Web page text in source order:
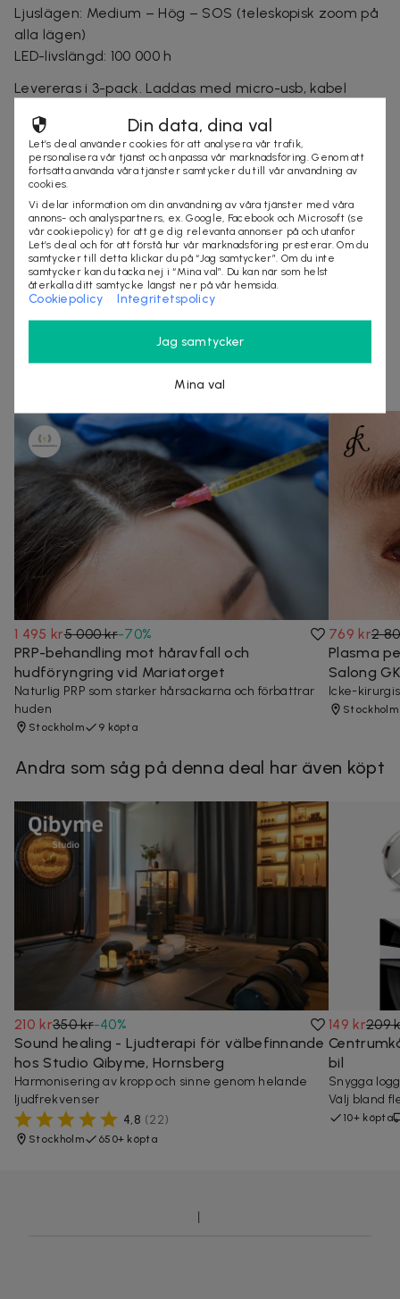
Ljuslägen: Medium – Hög – SOS (teleskopisk zoom på
alla lägen)
LED-livslängd: 100 000 h
Levereras i 3-pack. Laddas med micro-usb, kabel
Säljes av
Organisationsnummer :559098-7318
KÖP
Andra som kollat på dealen ovan tittar även
1 495 kr5 000 kr-70%
PRP-behandling mot håravfall och
hudföryngring vid Mariatorget
Naturlig PRP som stärker hårsäckarna och förbättrar
huden
Stockholm 9 köpta
769 kr2
Plasma
Salong
Icke-
Stockholm
Andra som såg på denna deal har även köpt
210 kr350 kr-40%
Sound healing - Ljudterapi för välbefinnande
hos Studio Qibyme, Hornsberg
Harmonisering av kropp och sinne genom helande
ljudfrekvenser
4,8 (22)
Stockholm 650+ köpta
149 kr209
bil
Snygga
Välj bland
10+ köpta
Din data, dina val
Let’s deal använder cookies för att analysera vår trafik,
personalisera vår tjänst och anpassa vår marknadsföring. Genom att
fortsätta använda våra tjänster samtycker du till vår användning av
cookies.
Vi delar information om din användning av våra tjänster med våra
annons- och analyspartners, ex. Google, Facebook och Microsoft (se
vår cookiepolicy) för att ge dig relevanta annonser på och utanför
Let’s deal och för att förstå hur vår marknadsföring presterar. Om du
samtycker till detta klickar du på “Jag samtycker”. Om du inte
samtycker kan du tacka nej i “Mina val”. Du kan när som helst
återkalla ditt samtycke längst ner på vår hemsida.
Cookiepolicy Integritetspolicy
Jag samtycker
Mina val